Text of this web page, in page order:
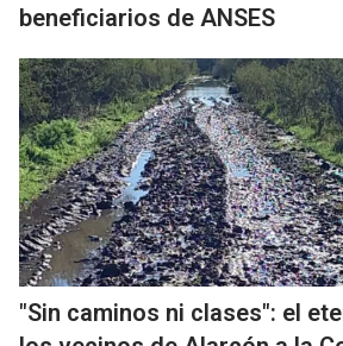
beneficiarios de ANSES
"Sin caminos ni clases": el